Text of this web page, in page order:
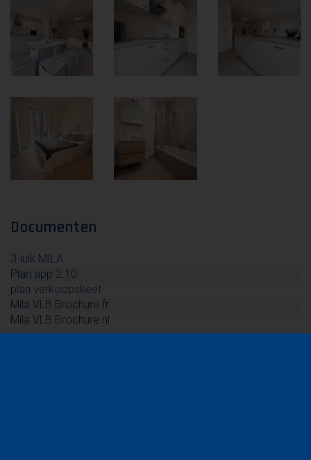
Documenten
3-luik MILA
Plan app 2.10
plan verkoopskeet
Mila VLB Brochure fr
Mila VLB Brochure nl